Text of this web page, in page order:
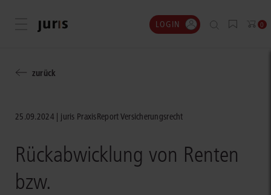
Menü öffnen LOGIN 0
zurück
25.09.2024 juris PraxisReport Versicherungsrecht
Rückabwicklung von Renten
bzw.